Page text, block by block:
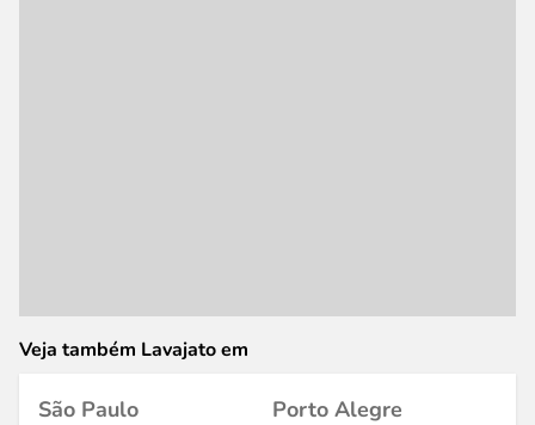
Veja também Lavajato em
São Paulo
Porto Alegre